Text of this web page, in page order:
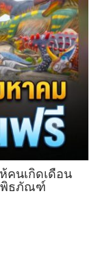
คนเกิดเดือน
พิธภัณฑ์